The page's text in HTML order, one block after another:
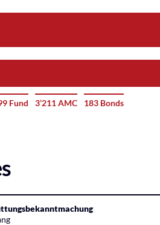
Fund 3’211 AMC 183 Bonds